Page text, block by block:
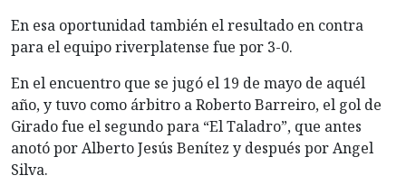
En esa oportunidad también el resultado en contra
para el equipo riverplatense fue por 3-0.
En el encuentro que se jugó el 19 de mayo de aquél
año, y tuvo como árbitro a Roberto Barreiro, el gol de
Girado fue el segundo para “El Taladro”, que antes
anotó por Alberto Jesús Benítez y después por Angel
Silva.